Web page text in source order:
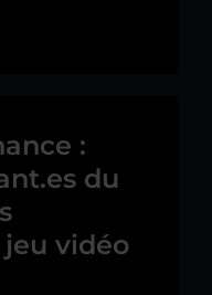
:
du
vidéo